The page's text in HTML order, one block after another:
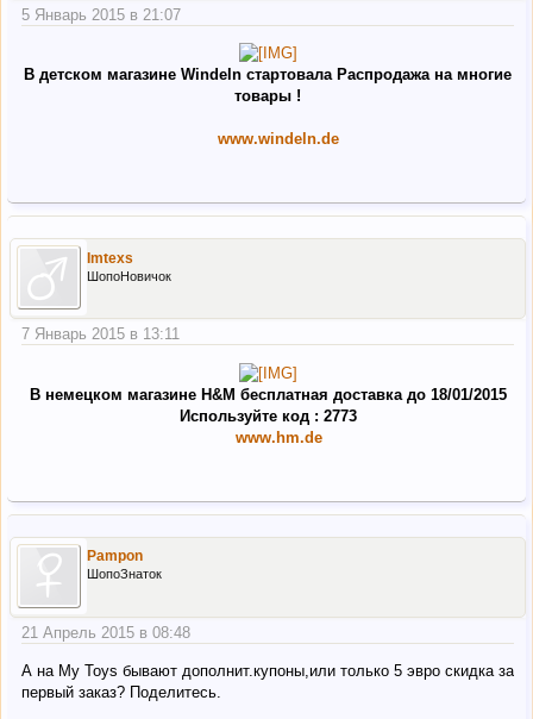
5 Январь 2015 в 21:07
В детском магазине Windeln стартовала Распродажа на многие
товары !
www.windeln.de
Imtexs
ШопоНовичок
7 Январь 2015 в 13:11
В немецком магазине H&M бесплатная доставка до 18/01/2015
Используйте код : 2773
www.hm.de
Pampon
ШопоЗнаток
21 Апрель 2015 в 08:48
А на My Toys бывают дополнит.купоны,или только 5 эвро скидка за
первый заказ? Поделитесь.